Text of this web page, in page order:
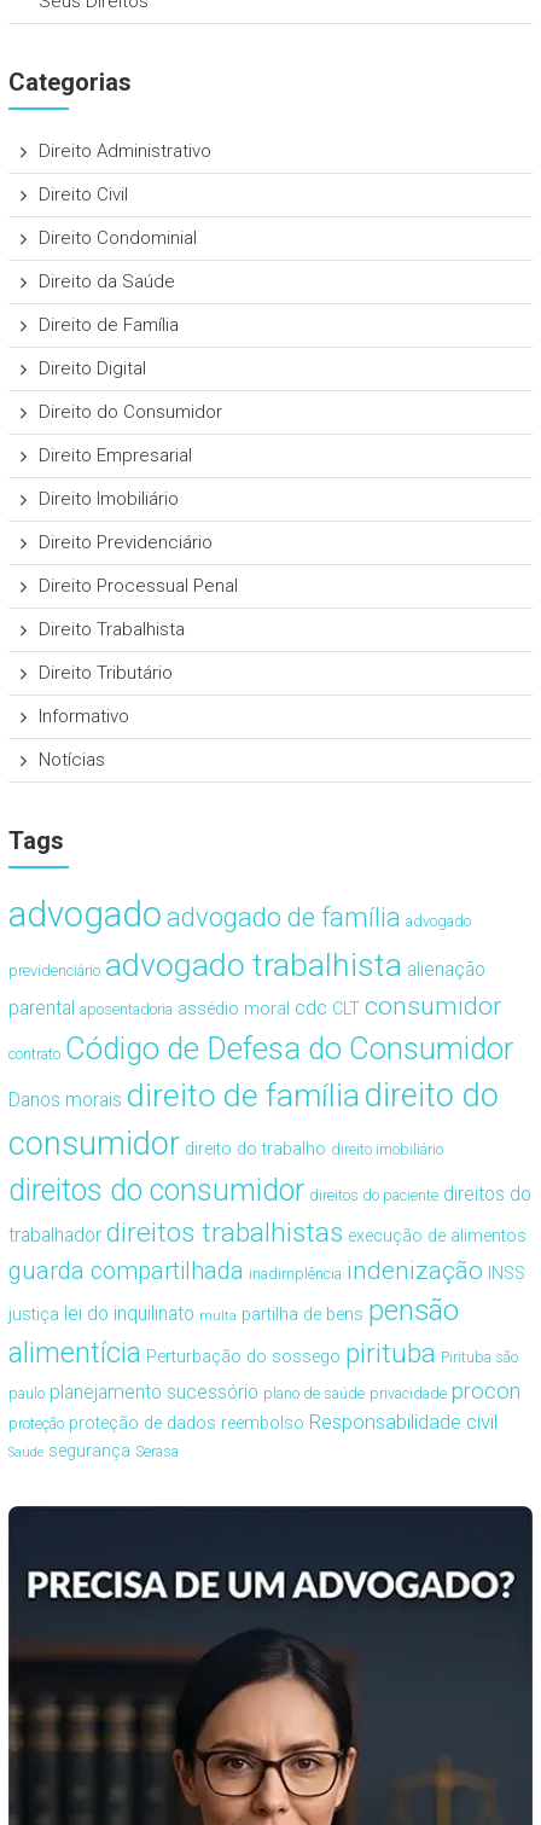
Categorias
Direito Administrativo
Direito Civil
Direito Condominial
Direito da Saúde
Direito de Família
Direito Digital
Direito do Consumidor
Direito Empresarial
Direito Imobiliário
Direito Previdenciário
Direito Processual Penal
Direito Trabalhista
Direito Tributário
Informativo
Notícias
Tags
advogado advogado de família advogado
previdenciário advogado trabalhista alienação
parental aposentadoria assédio moral cdc CLT consumidor
contrato Código de Defesa do Consumidor
Danos morais direito de famíliadireito do
consumidor direito do trabalho direito imobiliário
direitos do consumidor direitos do paciente direitos do
trabalhador direitos trabalhistas execução de alimentos
guarda compartilhada inadimplência indenização INSS
justiça lei do inquilinato multa partilha de bens pensão
alimentícia Perturbação do sossego pirituba Pirituba são
paulo planejamento sucessório plano de saúde privacidade procon
proteção proteção de dados reembolso Responsabilidade civil
Saúde segurança Serasa